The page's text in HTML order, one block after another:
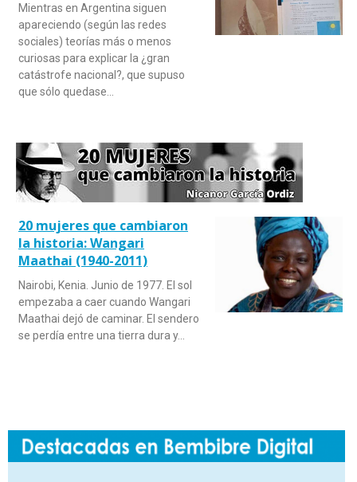
Mientras en Argentina siguen
apareciendo (según las redes
sociales) teorías más o menos
curiosas para explicar la ¿gran
catástrofe nacional?, que supuso
que sólo quedase…
20 mujeres que cambiaron
la historia: Wangari
Maathai (1940-2011)
Nairobi, Kenia. Junio de 1977. El sol
empezaba a caer cuando Wangari
Maathai dejó de caminar. El sendero
se perdía entre una tierra dura y…